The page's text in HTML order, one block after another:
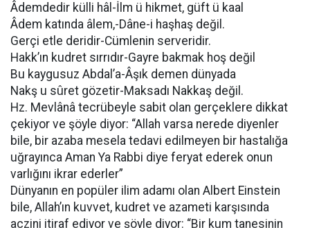
Âdemdedir külli hâl-İlm ü hikmet, güft ü kaal
Âdem katında âlem,-Dâne-i haşhaş değil.
Gerçi etle deridir-Cümlenin serveridir.
Hakk’ın kudret sırrıdır-Gayre bakmak hoş değil
Bu kaygusuz Abdal’a-Âşık demen dünyada
Nakş u sûret gözetir-Maksadı Nakkaş değil.
Hz. Mevlânâ tecrübeyle sabit olan gerçeklere dikkat
çekiyor ve şöyle diyor: “Allah varsa nerede diyenler
bile, bir azaba mesela tedavi edilmeyen bir hastalığa
uğrayınca Aman Ya Rabbi diye feryat ederek onun
varlığını ikrar ederler”
Dünyanın en popüler ilim adamı olan Albert Einstein
bile, Allah’ın kuvvet, kudret ve azameti karşısında
aczini itiraf ediyor ve şöyle diyor: “Bir kum tanesinin